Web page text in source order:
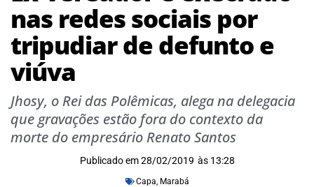
nas redes sociais por
tripudiar de defunto e
viúva
Jhosy, o Rei das Polêmicas, alega na delegacia
que gravações estão fora do contexto da
morte do empresário Renato Santos
Publicado em 28/02/2019 às 13:28
Capa, Marabá